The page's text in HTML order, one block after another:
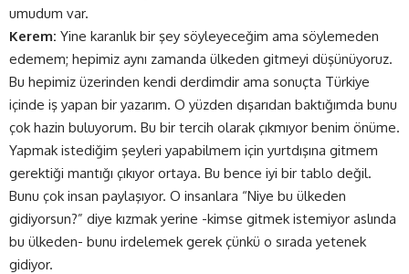
umudum var.
Kerem: Yine karanlık bir şey söyleyeceğim ama söylemeden
edemem; hepimiz aynı zamanda ülkeden gitmeyi düşünüyoruz.
Bu hepimiz üzerinden kendi derdimdir ama sonuçta Türkiye
içinde iş yapan bir yazarım. O yüzden dışarıdan baktığımda bunu
çok hazin buluyorum. Bu bir tercih olarak çıkmıyor benim önüme.
Yapmak istediğim şeyleri yapabilmem için yurtdışına gitmem
gerektiği mantığı çıkıyor ortaya. Bu bence iyi bir tablo değil.
Bunu çok insan paylaşıyor. O insanlara “Niye bu ülkeden
gidiyorsun?” diye kızmak yerine -kimse gitmek istemiyor aslında
bu ülkeden- bunu irdelemek gerek çünkü o sırada yetenek
gidiyor.